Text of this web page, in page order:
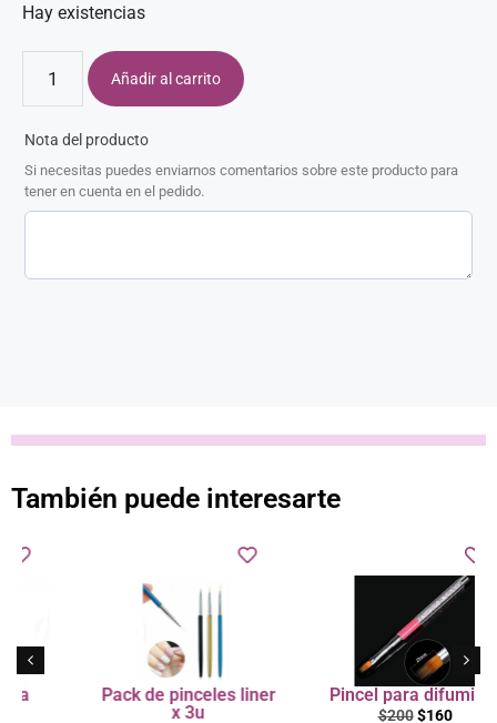
Hay existencias
Añadir al carrito
Nota del producto
Si necesitas puedes enviarnos comentarios sobre este producto para
tener en cuenta en el pedido.
También puede interesarte
Pack de pinceles liner
Pincel para difuminar
$160